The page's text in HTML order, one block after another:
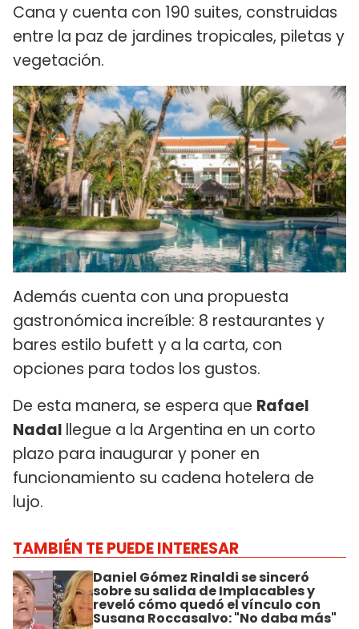
Cana y cuenta con 190 suites, construidas
entre la paz de jardines tropicales, piletas y
vegetación.
Además cuenta con una propuesta
gastronómica increíble: 8 restaurantes y
bares estilo bufett y a la carta, con
opciones para todos los gustos.
De esta manera, se espera que Rafael
Nadal llegue a la Argentina en un corto
plazo para inaugurar y poner en
funcionamiento su cadena hotelera de
lujo.
TAMBIÉN TE PUEDE INTERESAR
Daniel Gómez Rinaldi se sinceró
sobre su salida de Implacables y
reveló cómo quedó el vínculo con
Susana Roccasalvo: "No daba más"